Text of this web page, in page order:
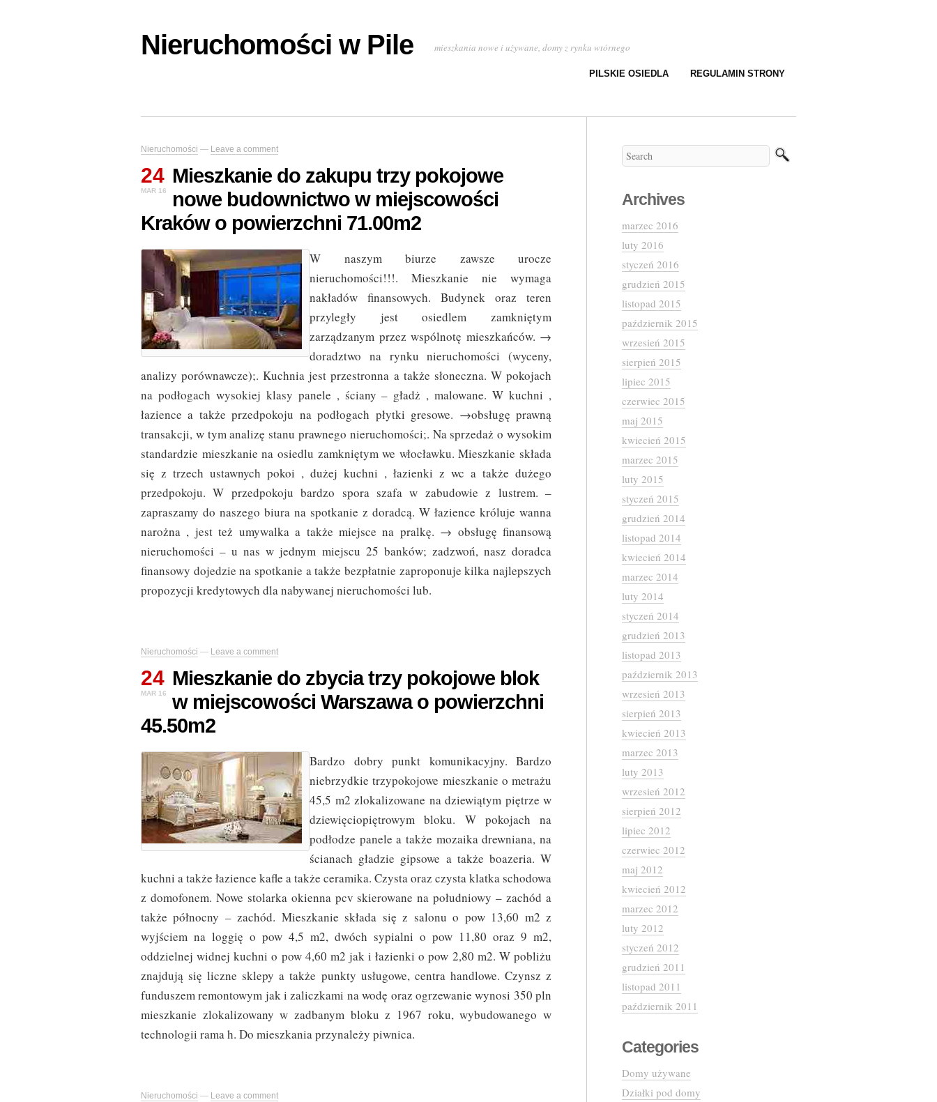
Nieruchomości w Pile mieszkania nowe i używane, domy z rynku wtórnego
PILSKIE OSIEDLA REGULAMIN STRONY
Nieruchomości — Leave a comment
24
MAR 16
Mieszkanie do zakupu trzy pokojowe
nowe budownictwo w miejscowości
Kraków o powierzchni 71.00m2
W naszym biurze zawsze urocze
nieruchomości!!!. Mieszkanie nie wymaga
nakładów finansowych. Budynek oraz teren
przyległy jest osiedlem zamkniętym
zarządzanym przez wspólnotę mieszkańców. →
doradztwo na rynku nieruchomości (wyceny,
analizy porównawcze);. Kuchnia jest przestronna a także słoneczna. W pokojach
na podłogach wysokiej klasy panele , ściany – gładż , malowane. W kuchni ,
łazience a także przedpokoju na podłogach płytki gresowe. →obsługę prawną
transakcji, w tym analizę stanu prawnego nieruchomości;. Na sprzedaż o wysokim
standardzie mieszkanie na osiedlu zamkniętym we włocławku. Mieszkanie składa
się z trzech ustawnych pokoi , dużej kuchni , łazienki z wc a także dużego
przedpokoju. W przedpokoju bardzo spora szafa w zabudowie z lustrem. –
zapraszamy do naszego biura na spotkanie z doradcą. W łazience króluje wanna
narożna , jest też umywalka a także miejsce na pralkę. → obsługę finansową
nieruchomości – u nas w jednym miejscu 25 banków; zadzwoń, nasz doradca
finansowy dojedzie na spotkanie a także bezpłatnie zaproponuje kilka najlepszych
propozycji kredytowych dla nabywanej nieruchomości lub.
Nieruchomości — Leave a comment
24
MAR 16
Mieszkanie do zbycia trzy pokojowe blok
w miejscowości Warszawa o powierzchni
45.50m2
Bardzo dobry punkt komunikacyjny. Bardzo
niebrzydkie trzypokojowe mieszkanie o metrażu
45,5 m2 zlokalizowane na dziewiątym piętrze w
dziewięciopiętrowym bloku. W pokojach na
podłodze panele a także mozaika drewniana, na
ścianach gładzie gipsowe a także boazeria. W
kuchni a także łazience kafle a także ceramika. Czysta oraz czysta klatka schodowa
z domofonem. Nowe stolarka okienna pcv skierowane na południowy – zachód a
także północny – zachód. Mieszkanie składa się z salonu o pow 13,60 m2 z
wyjściem na loggię o pow 4,5 m2, dwóch sypialni o pow 11,80 oraz 9 m2,
oddzielnej widnej kuchni o pow 4,60 m2 jak i łazienki o pow 2,80 m2. W pobliżu
znajdują się liczne sklepy a także punkty usługowe, centra handlowe. Czynsz z
funduszem remontowym jak i zaliczkami na wodę oraz ogrzewanie wynosi 350 pln
mieszkanie zlokalizowany w zadbanym bloku z 1967 roku, wybudowanego w
technologii rama h. Do mieszkania przynależy piwnica.
Nieruchomości — Leave a comment
Archives
marzec 2016
luty 2016
styczeń 2016
grudzień 2015
listopad 2015
październik 2015
wrzesień 2015
sierpień 2015
lipiec 2015
czerwiec 2015
maj 2015
kwiecień 2015
marzec 2015
luty 2015
styczeń 2015
grudzień 2014
listopad 2014
kwiecień 2014
marzec 2014
luty 2014
styczeń 2014
grudzień 2013
listopad 2013
październik 2013
wrzesień 2013
sierpień 2013
kwiecień 2013
marzec 2013
luty 2013
wrzesień 2012
sierpień 2012
lipiec 2012
czerwiec 2012
maj 2012
kwiecień 2012
marzec 2012
luty 2012
styczeń 2012
grudzień 2011
listopad 2011
październik 2011
Categories
Domy używane
Działki pod domy